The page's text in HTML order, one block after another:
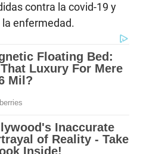
contra la covid-19 y
enfermedad.